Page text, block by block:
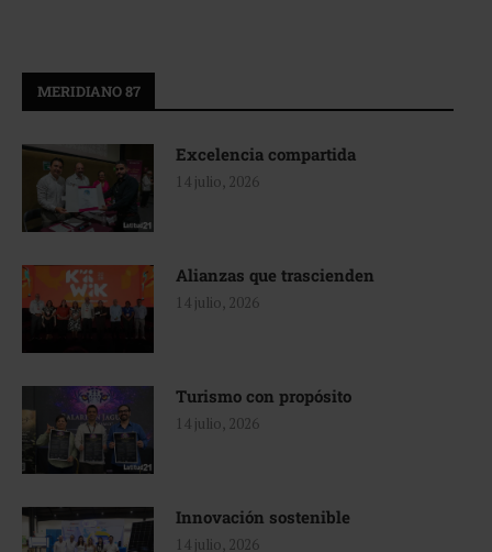
MERIDIANO 87
Excelencia compartida
14 julio, 2026
Alianzas que trascienden
14 julio, 2026
Turismo con propósito
14 julio, 2026
Innovación sostenible
14 julio, 2026